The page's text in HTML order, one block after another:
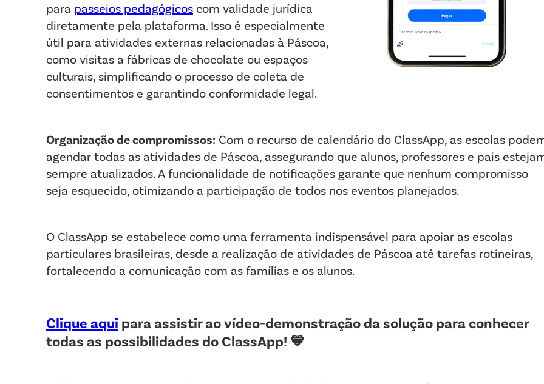
para passeios pedagógicos com validade jurídica
diretamente pela plataforma. Isso é especialmente
útil para atividades externas relacionadas à Páscoa,
como visitas a fábricas de chocolate ou espaços
culturais, simplificando o processo de coleta de
consentimentos e garantindo conformidade legal.
Organização de compromissos: Com o recurso de calendário do ClassApp, as escolas
agendar todas as atividades de Páscoa, assegurando que alunos, professores e pais
sempre atualizados. A funcionalidade de notificações garante que nenhum compromisso
seja esquecido, otimizando a participação de todos nos eventos planejados.
O ClassApp se estabelece como uma ferramenta indispensável para apoiar as escolas
particulares brasileiras, desde a realização de atividades de Páscoa até tarefas rotineiras,
fortalecendo a comunicação com as famílias e os alunos.
Clique aqui para assistir ao vídeo-demonstração da solução para conhecer
todas as possibilidades do ClassApp! 💙